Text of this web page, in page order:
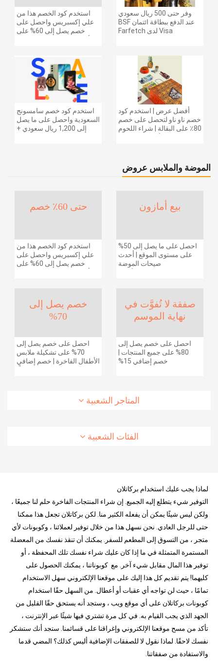
استخدم كود الخصم هذا من
علي إكسبريس واحصل على
خصم يصل إلى 60% على
بقيمة 155 دولارًا أمريكيًا على
الطلبات التي تزيد قيمتها عن
1425 ريالًا سعوديًا | شحن مج
وفر حتى 500 ريال سعودي
عند الدفع ببطاقة ائتمان BSF
Visa لدى Farfetch
استخدم كود خصم سامسونج
السعودية واحصل على ما يصل
إلى 1,200 ريال سعودي +
أفضل عرض | استخدم كود
خصم ناو ناو لتحصل على خصم
80٪ على البقالة | شراء اللحوم
الموضة والملابس عروض
حتى 60٪ خصم
استخدم كود الخصم هذا من
علي إكسبريس واحصل على
خصم يصل إلى 60% على
الطلبات التي تزيد قيمتها عن
1425 ريالًا سعوديًا | شحن مج
بيع أمازون
احصل على ما يصل إلى 50%
على مستوى الموقع | أحدث
صيحات الموضة
خصم يصل إلى
70%
احصل على خصم يصل إلى
70% على تشكيلة ملابس
الأطفال الفاخرة | خصم إضافي
صفقة لا تُفوَّت في
نهاية الموسم
احصل على خصم يصل إلى
80% على جميع المنتجات |
خصم إضافي 15%
المتاجر الشعبية
الفئات الشعبية
لماذا يجب عليك استخدام بركاتلان
التوفير شيء يتطلع إليه الجميع. إن شراء المنتجات الفاخرة حلم لنا جميعًا ،
ولكن ليس شيئًا يمكن أن يفعله الكثير منا. لكن بركاتلان تجعل هذا ممكنا
حتى للرجل العادي. نحن نسهل هذا من خلال توفير لعملائنا ، وكوبونات لأي
متجر ، من التسوق إلى المطعم للسفر. يمكنك أن تنقذ نفسك من المعضلة
المستمرة المتمثلة في ما إذا كان عليك شراء نفسك تلك المحفظة ، أو
توفير هذا المال مقابل شيء آخر. مع كوبوناتنا ، يمكنك الحصول على
كليهما! يتم تقديم كل هذا إليك على موقعنا الإلكتروني سهل الاستخدام
تمامًا ، حيث لن تواجه أي عقبات أو أعطال. من السهل حقًا استخدام
كوبونات بركاتلان على أي موقع ويب ، وستجد أنه يستحق حقًا القليل من
الجهد الذي يجب القيام به. في كل مرة تشتري فيها شيئًا عبر الإنترنت ،
تأكد من مسح موقعنا الإلكتروني وإغراقنا على قسائمنا. ستجد أنك ستشكر
نفسك لاحقًا. لماذا نقول لا للصفقات الإضافية أليس كذلك؟ المضي قدما
والاستفادة من صفقاتنا.